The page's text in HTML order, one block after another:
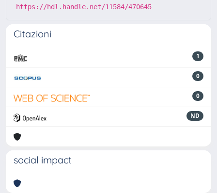
https://hdl.handle.net/11584/470645
Citazioni
1
0
0
ND
social impact